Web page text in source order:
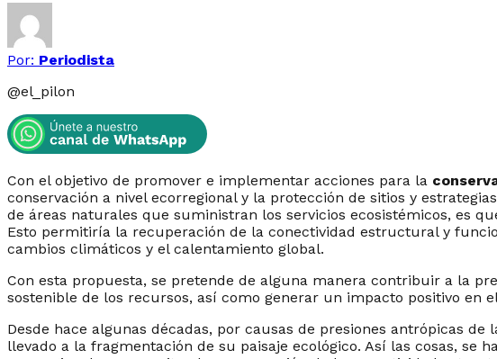
Por: Periodista
@el_pilon
Con el objetivo de promover e implementar acciones para la
conservación a nivel ecorregional y la protección de sitios y
de áreas naturales que suministran los servicios ecosistémicos, es
Esto permitiría la recuperación de la conectividad estructural y
cambios climáticos y el calentamiento global.
Con esta propuesta, se pretende de alguna manera contribuir a la
sostenible de los recursos, así como generar un impacto positivo en
Desde hace algunas décadas, por causas de presiones antrópicas de
llevado a la fragmentación de su paisaje ecológico. Así las cosas, se